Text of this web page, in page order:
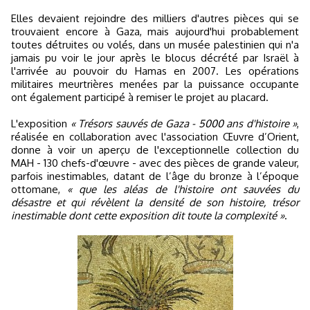
Elles devaient rejoindre des milliers d'autres pièces qui se
trouvaient encore à Gaza, mais aujourd'hui probablement
toutes détruites ou volés, dans un musée palestinien qui n'a
jamais pu voir le jour après le blocus décrété par Israël à
l'arrivée au pouvoir du Hamas en 2007. Les opérations
militaires meurtrières menées par la puissance occupante
ont également participé à remiser le projet au placard.
L'exposition « Trésors sauvés de Gaza - 5000 ans d'histoire »,
réalisée en collaboration avec l'association Œuvre d’Orient,
donne à voir un aperçu de l'exceptionnelle collection du
MAH - 130 chefs-d'œuvre - avec des pièces de grande valeur,
parfois inestimables, datant de l’âge du bronze à l’époque
ottomane, « que les aléas de l'histoire ont sauvées du
désastre et qui révèlent la densité de son histoire, trésor
inestimable dont cette exposition dit toute la complexité ».